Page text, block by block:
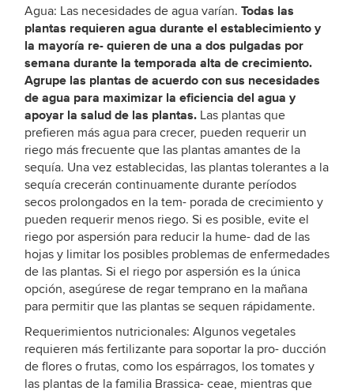
Agua: Las necesidades de agua varían. Todas las
plantas requieren agua durante el establecimiento y
la mayoría re- quieren de una a dos pulgadas por
semana durante la temporada alta de crecimiento.
Agrupe las plantas de acuerdo con sus necesidades
de agua para maximizar la eficiencia del agua y
apoyar la salud de las plantas. Las plantas que
prefieren más agua para crecer, pueden requerir un
riego más frecuente que las plantas amantes de la
sequía. Una vez establecidas, las plantas tolerantes a la
sequía crecerán continuamente durante períodos
secos prolongados en la tem- porada de crecimiento y
pueden requerir menos riego. Si es posible, evite el
riego por aspersión para reducir la hume- dad de las
hojas y limitar los posibles problemas de enfermedades
de las plantas. Si el riego por aspersión es la única
opción, asegúrese de regar temprano en la mañana
para permitir que las plantas se sequen rápidamente.
Requerimientos nutricionales: Algunos vegetales
requieren más fertilizante para soportar la pro- ducción
de flores o frutas, como los espárragos, los tomates y
las plantas de la familia Brassica- ceae, mientras que